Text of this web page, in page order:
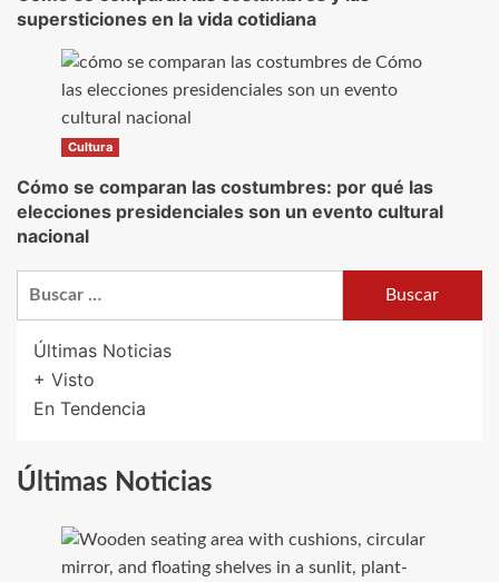
supersticiones en la vida cotidiana
Cultura
Cómo se comparan las costumbres: por qué las
elecciones presidenciales son un evento cultural
nacional
Últimas Noticias
+ Visto
En Tendencia
Últimas Noticias